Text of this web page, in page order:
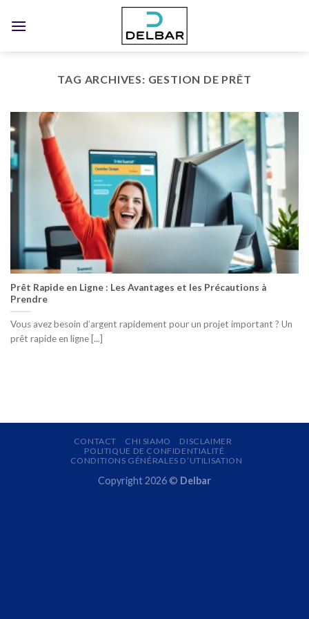
TAG ARCHIVES: GESTION DE PRÊT
Prêt Rapide en Ligne : Les Avantages et les Précautions à
Prendre
Vous avez besoin d’argent rapidement pour un projet important ? Un
prêt rapide en ligne [...]
CONTACT CHI SIAMO
DISCLAIMER
POLITIQUE DE CONFIDENTIALITÉ
CONDITIONS GÉNÉRALES D’UTILISATION
Copyright 2026 © Delbar